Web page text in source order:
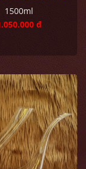
1500ml
đ